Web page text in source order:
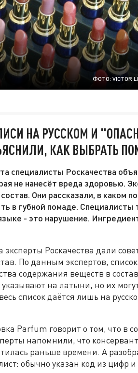
ФОТО: VICTOR
НА РУССКОМ И
КАК ВЫБРАТЬ
специалисты Роскачества
не нанесёт вреда здоровью.
Они рассказали, в каком
в губной помаде. Специалисты
- это нарушение.
Роскачества дали
По данным экспертов,
содержания веществ в
на латыни, но их
список даётся лишь на
Parfum говорит о том, что в
напомнили, что
раньше времени. А
обычно указан код из цифр и